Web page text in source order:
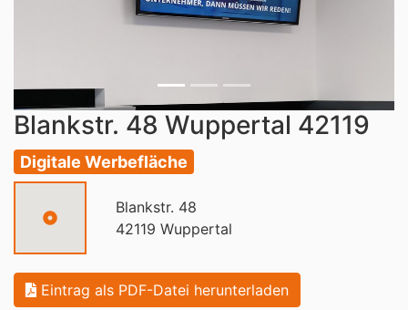
Blankstr. 48 Wuppertal 42119
Digitale Werbefläche
Blankstr. 48
42119 Wuppertal
Eintrag als PDF-Datei herunterladen